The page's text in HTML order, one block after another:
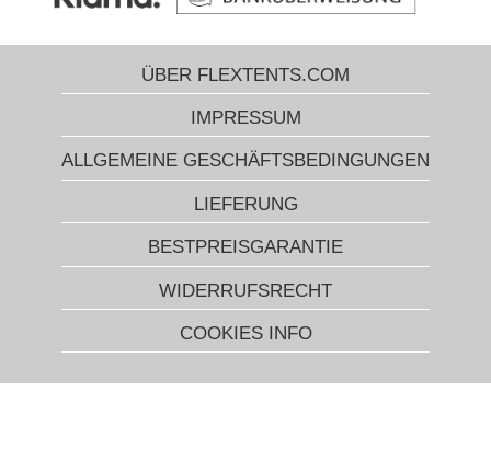
ÜBER FLEXTENTS.COM
IMPRESSUM
ALLGEMEINE GESCHÄFTSBEDINGUNGEN
LIEFERUNG
BESTPREISGARANTIE
WIDERRUFSRECHT
COOKIES INFO